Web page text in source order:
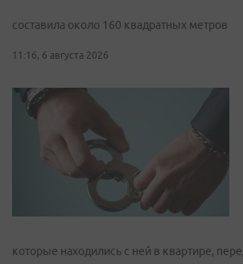
составила около 160 квадратных метров
11:16, 6 августа 2026
которые находились с ней в квартире,